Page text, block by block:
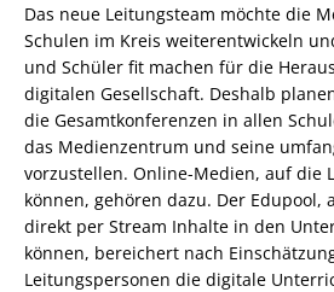
Das neue Leitungsteam möchte die
Schulen im Kreis weiterentwickeln
und Schüler fit machen für die
digitalen Gesellschaft. Deshalb
die Gesamtkonferenzen in allen
das Medienzentrum und seine
vorzustellen. Online-Medien, auf die
können, gehören dazu. Der Edupool,
direkt per Stream Inhalte in den
können, bereichert nach
Leitungspersonen die digitale